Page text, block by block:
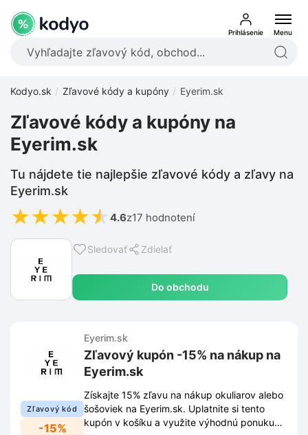
Prihlásenie Menu
Kodyo.sk Zľavové kódy a kupóny Eyerim.sk
Sledovať Zdielať
Do obchodu
Zľavové kódy a kupóny na
Eyerim.sk
Tu nájdete tie najlepšie zľavové kódy a zľavy na
Eyerim.sk
★★★★★ 4.6z17 hodnotení
Zľavový kód
-15%
Eyerim.sk
Zľavový kupón -15% na nákup na
Eyerim.sk
Získajte 15% zľavu na nákup okuliarov alebo
šošoviek na Eyerim.sk. Uplatnite si tento
kupón v košíku a využite výhodnú ponuku